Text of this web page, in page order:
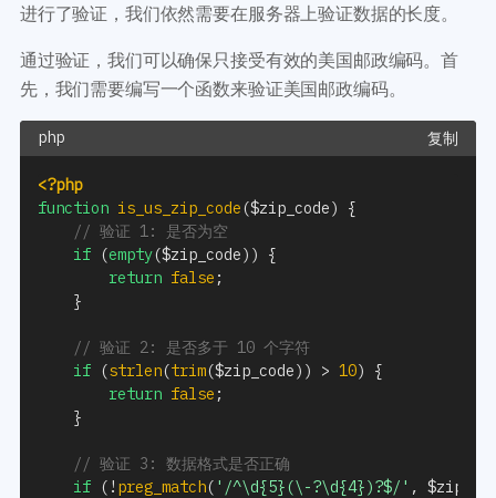
进行了验证，我们依然需要在服务器上验证数据的长度。
通过验证，我们可以确保只接受有效的美国邮政编码。首
先，我们需要编写一个函数来验证美国邮政编码。
复制
<?php
function is_us_zip_code($zip_code)
{
// 验证 1: 是否为空
if (empty($zip_code) )
{
return false ;
}
// 验证 2: 是否多于 10 个字符
if (strlen(trim($zip_code) ) > 10)
{
return false ;
}
// 验证 3: 数据格式是否正确
if ( ! preg_match( '/^\d{5}(\-?\d{4})?$/' ,